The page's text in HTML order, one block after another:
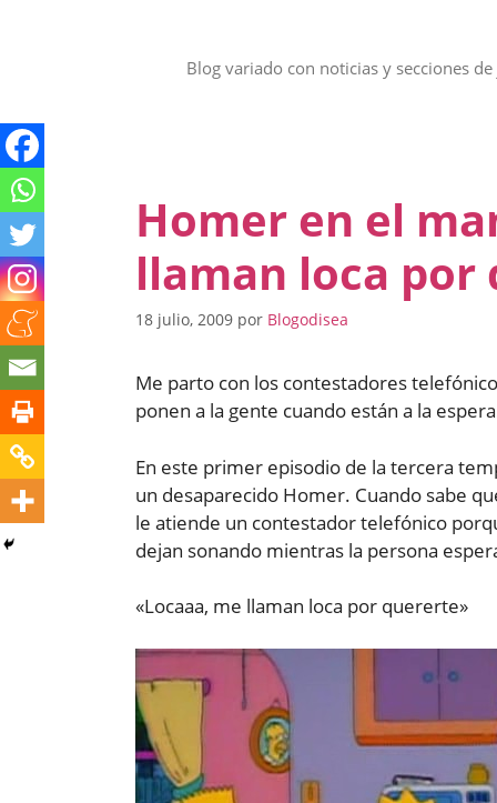
Blog variado con noticias y secciones
Homer en el
llaman loca por
18 julio, 2009 por Blogodisea
Me parto con los contestadores
ponen a la gente cuando están a la
En este primer episodio de la tercera
un desaparecido Homer. Cuando sabe
le atiende un contestador telefónico
dejan sonando mientras la persona
«Locaaa, me llaman loca por quererte»